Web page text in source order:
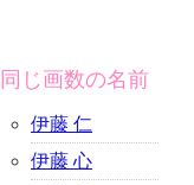
同じ画数の名前
伊藤 仁
伊藤 心